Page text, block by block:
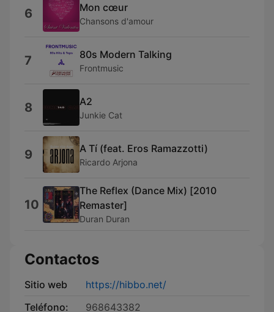
6 Mon cœur
Chansons d'amour
7 80s Modern Talking
Frontmusic
8 A2
Junkie Cat
9 A Tí (feat. Eros Ramazzotti)
Ricardo Arjona
10
The Reflex (Dance Mix) [2010
Remaster]
Duran Duran
Contactos
Sitio web
https://hibbo.net/
Teléfono:
968643382